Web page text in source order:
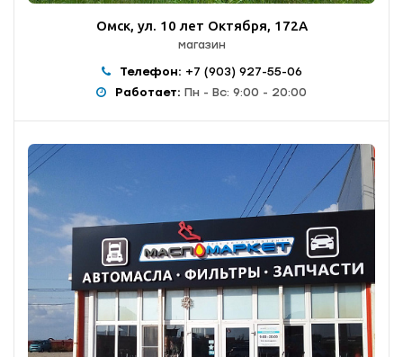
Омск, ул. 10 лет Октября, 172А
магазин
Телефон: +7 (903) 927-55-06
Работает: Пн - Вс: 9:00 - 20:00